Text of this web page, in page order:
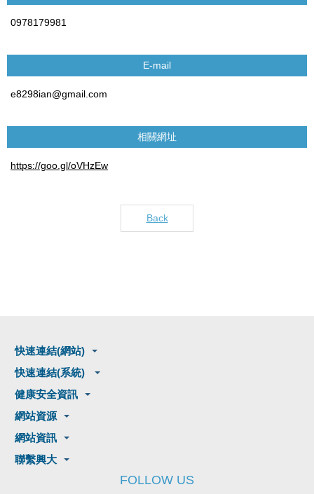
0978179981
E-mail
e8298ian@gmail.com
相關網址
https://goo.gl/oVHzEw
Back
快速連結(網站)
快速連結(系統)
健康安全資訊
網站資源
網站資訊
聯繫興大
FOLLOW US